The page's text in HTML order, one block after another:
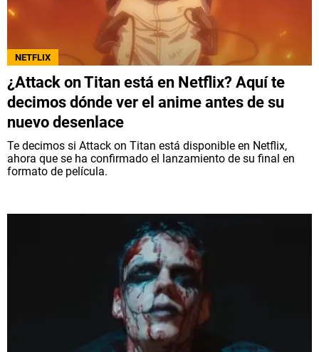
Términos y Condiciones
Políticas de Privacidad
Ad Choices
compañía perteneciente a Better Collective.
Todos los derechos reservados.
NETFLIX
¿Attack on Titan está en Netflix? Aquí te
decimos dónde ver el anime antes de su
nuevo desenlace
Te decimos si Attack on Titan está disponible en Netflix,
ahora que se ha confirmado el lanzamiento de su final en
formato de película.